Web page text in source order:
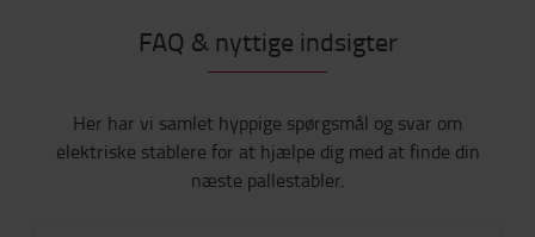
FAQ & nyttige indsigter
Her har vi samlet hyppige spørgsmål og svar om
elektriske stablere for at hjælpe dig med at finde din
næste pallestabler.